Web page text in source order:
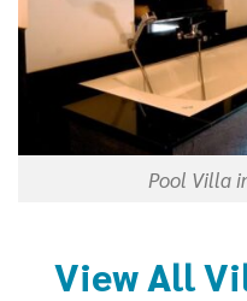
Pool Villa
View All